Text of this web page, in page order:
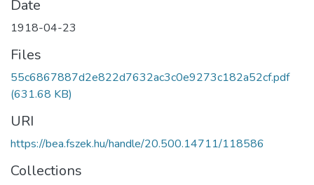
Date
1918-04-23
Files
55c6867887d2e822d7632ac3c0e9273c182a52cf.pdf
(631.68 KB)
URI
https://bea.fszek.hu/handle/20.500.14711/118586
Collections